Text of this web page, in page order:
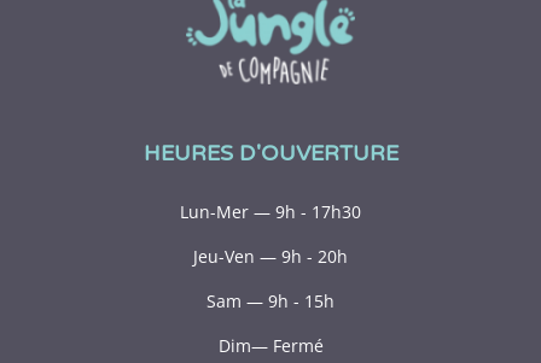
HEURES D'OUVERTURE
Lun-Mer — 9h - 17h30
Jeu-Ven — 9h - 20h
Sam — 9h - 15h
Dim— Fermé